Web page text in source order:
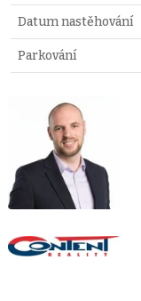
Datum nastěhování
Parkování